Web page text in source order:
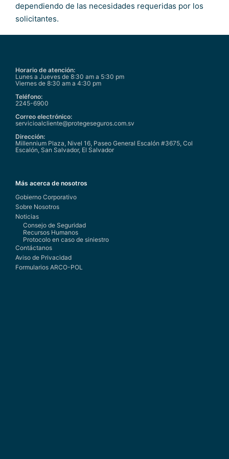
dependiendo de las necesidades requeridas por los
solicitantes.
Horario de atención:
Lunes a Jueves de 8:30 am a 5:30 pm
Viernes de 8:30 am a 4:30 pm
Teléfono:
2245-6900
Correo electrónico:
servicioalcliente@protegeseguros.com.sv
Dirección:
Millennium Plaza, Nivel 16, Paseo General Escalón #3675, Col
Escalón, San Salvador, El Salvador
Más acerca de nosotros
Gobierno Corporativo
Sobre Nosotros
Noticias
Consejo de Seguridad
Recursos Humanos
Protocolo en caso de siniestro
Contáctanos
Aviso de Privacidad
Formularios ARCO-POL